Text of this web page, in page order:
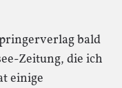
bald
Zeitung, die ich
einige